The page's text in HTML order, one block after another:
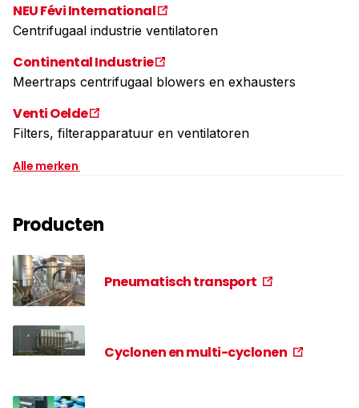
NEU Févi International
Centrifugaal industrie ventilatoren
Continental Industrie
Meertraps centrifugaal blowers en exhausters
Venti Oelde
Filters, filterapparatuur en ventilatoren
Alle merken
Producten
Pneumatisch transport
Cyclonen en multi-cyclonen